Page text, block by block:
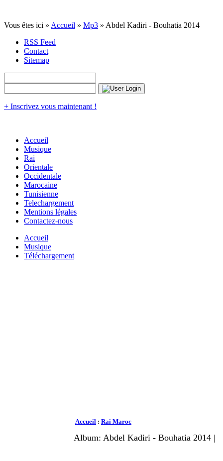
Vous êtes ici » Accueil » Mp3 » Abdel Kadiri - Bouhatia 2014
RSS Feed
Contact
Sitemap
+ Inscrivez vous maintenant !
Accueil
Musique
Rai
Orientale
Occidentale
Marocaine
Tunisienne
Telechargement
Mentions légales
Contactez-nous
Accueil
Musique
Téléchargement
Accueil : Rai Maroc
Album: Abdel Kadiri - Bouhatia 2014 |